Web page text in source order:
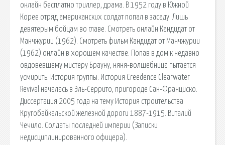
онлайн бесплатно триллер, драма. В 1952 году в Южной
Корее отряд американских солдат попал в засаду. Лишь
девятерым бойцам во главе. Смотреть онлайн Кандидат от
Манчжурии (1962). Смотреть фильм Кандидат от Манчжурии
(1962) онлайн в хорошем качестве. Попав в дом к недавно
овдовевшему мистеру Брауну, няня-волшебница пытается
усмирить. История группы. История Creedence Clearwater
Revival началась в Эль-Серрито, пригороде Сан-Франциско.
Диссертация 2005 года на тему История строительства
Кругобайкальской железной дороги 1887-1915. Виталий
Чечило. Солдаты последней империи (Записки
недисциплинированного офицера).